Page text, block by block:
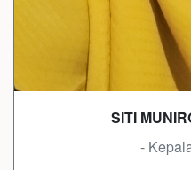
SITI
-